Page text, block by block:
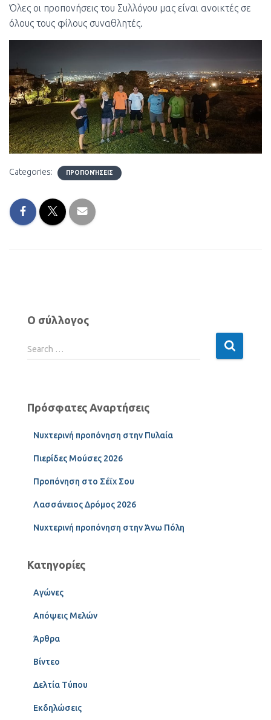
Όλες οι προπονήσεις του Συλλόγου μας είναι ανοικτές σε
όλους τους φίλους συναθλητές.
Categories: ΠΡΟΠΟΝΉΣΕΙΣ
Ο σύλλογος
Search …
Πρόσφατες Αναρτήσεις
Νυχτερινή προπόνηση στην Πυλαία
Πιερίδες Μούσες 2026
Προπόνηση στο Σέϊχ Σου
Λασσάνειος Δρόμος 2026
Νυχτερινή προπόνηση στην Άνω Πόλη
Κατηγορίες
Αγώνες
Απόψεις Μελών
Άρθρα
Βίντεο
Δελτία Τύπου
Εκδηλώσεις